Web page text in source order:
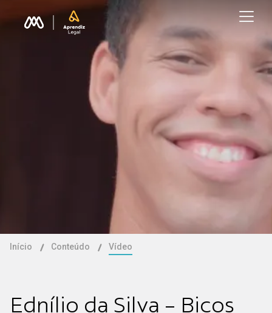
Início Conteúdo Vídeo
Ednílio da Silva - Bicos